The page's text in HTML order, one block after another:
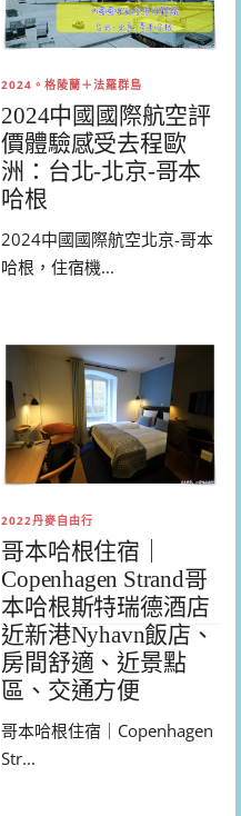
2024。格陵蘭＋法羅群島
2024中國國際航空評
價體驗感受去程歐
洲：台北-北京-哥本
哈根
2024中國國際航空北京-哥本
哈根，住宿機...
2022丹麥自由行
哥本哈根住宿｜
Copenhagen Strand哥
本哈根斯特瑞德酒店
近新港Nyhavn飯店、
房間舒適、近景點
區、交通方便
哥本哈根住宿｜Copenhagen
Str...